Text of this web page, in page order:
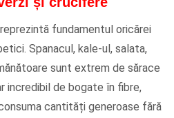
fundamentul oricărei
Spanacul, kale-ul, salata,
sunt extrem de sărace
incredibil de bogate în fibre,
cantități generoase fără